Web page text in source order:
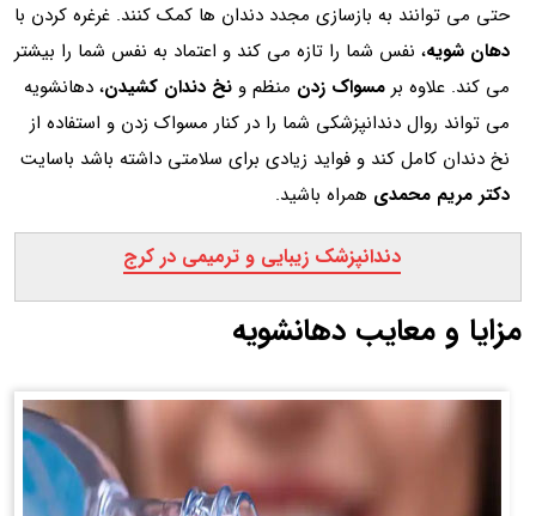
حتی می توانند به بازسازی مجدد دندان ها کمک کنند. غرغره کردن با
دهان شویه، ​​نفس شما را تازه می کند و اعتماد به نفس شما را بیشتر
می کند. علاوه بر مسواک زدن منظم و نخ دندان کشیدن، دهانشویه
می تواند روال دندانپزشکی شما را در کنار مسواک زدن و استفاده از
نخ دندان کامل کند و فواید زیادی برای سلامتی داشته باشد باسایت
دکتر مریم محمدی همراه باشید.
دندانپزشک زیبایی و ترمیمی در کرج
مزایا و معایب دهانشویه